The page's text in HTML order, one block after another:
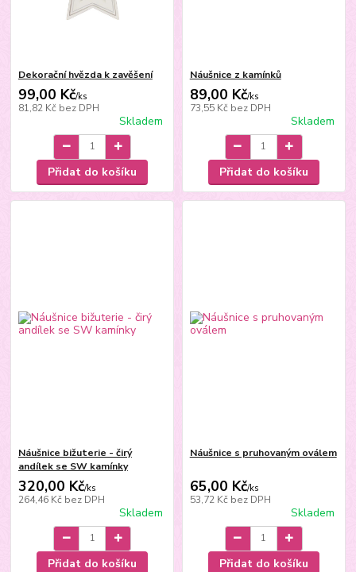
Dekorační hvězda k zavěšení
99,00 Kč/ks
81,82 Kč bez DPH
Skladem
Přidat do košíku
Náušnice z kamínků
89,00 Kč/ks
73,55 Kč bez DPH
Skladem
Přidat do košíku
Náušnice bižuterie - čirý
andílek se SW kamínky
320,00 Kč/ks
264,46 Kč bez DPH
Skladem
Přidat do košíku
Náušnice s pruhovaným oválem
65,00 Kč/ks
53,72 Kč bez DPH
Skladem
Přidat do košíku